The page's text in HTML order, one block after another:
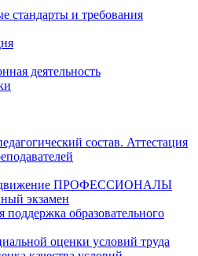
стандарты и требования
деятельность
состав. Аттестация
движение ПРОФЕССИОНАЛЫ
экзамен
поддержка образовательного
оценки условий труда